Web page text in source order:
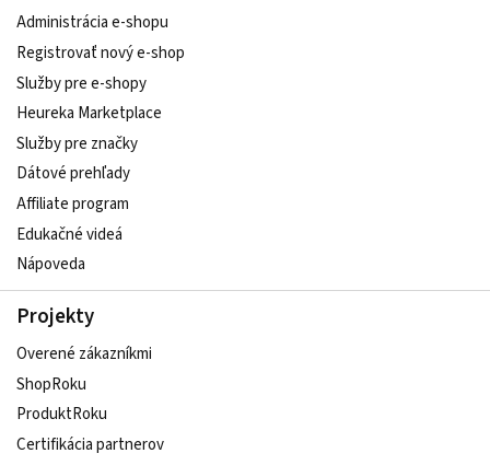
Administrácia e-shopu
Registrovať nový e-shop
Služby pre e‑shopy
Heureka Marketplace
Služby pre značky
Dátové prehľady
Affiliate program
Edukačné videá
Nápoveda
Projekty
Overené zákazníkmi
ShopRoku
ProduktRoku
Certifikácia partnerov